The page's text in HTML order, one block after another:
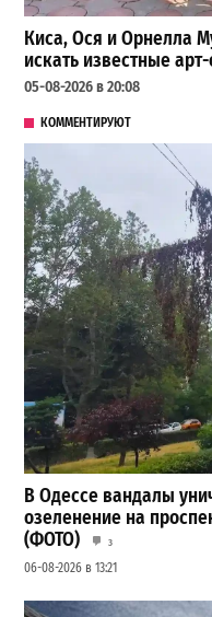
Киса, Ося и Орнелла
искать известные
05-08-2026 в 20:08
КОММЕНТИРУЮТ
В Одессе вандалы
озеленение на
(ФОТО)
3
06-08-2026 в 13:21